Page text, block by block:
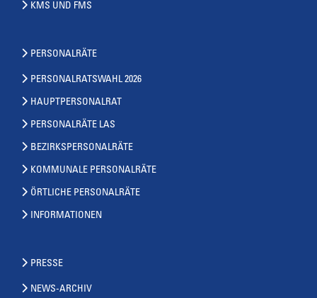
KMS UND FMS
PERSONALRÄTE
PERSONALRATSWAHL 2026
HAUPTPERSONALRAT
PERSONALRÄTE LAS
BEZIRKSPERSONALRÄTE
KOMMUNALE PERSONALRÄTE
ÖRTLICHE PERSONALRÄTE
INFORMATIONEN
PRESSE
NEWS-ARCHIV